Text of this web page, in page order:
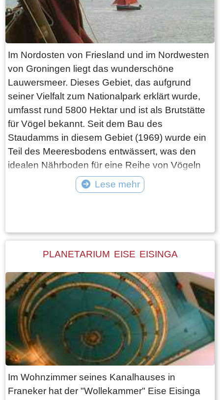
Naturliebhaber oder Ruhesuchende.
Es gibt zahlreiche Aktivitäten zu erleben, wie
Waldspaziergänge mit dem Förster und
verschiedene Workshops. Sie können auch ein
bisschen Geschichte erleben und einen Blick
auf den Dolmen von Diever werfen. Alles in
allem ist die Drents-Friese Wold ein
wunderbarer Ort für einen ruhigen Urlaub. Und
es lohnt sich auf jeden Fall für einen schönen
Rad- oder Wandertag in diesem
wunderschönen Naturgebiet.
Im Nordosten von Friesland und im Nordwesten
von Groningen liegt das wunderschöne
Lauwersmeer. Dieses Gebiet, das aufgrund
seiner Vielfalt zum Nationalpark erklärt wurde,
umfasst rund 5800 Hektar und ist als Brutstätte
für Vögel bekannt. Seit dem Bau des
Staudamms in diesem Gebiet (1969) wurde ein
Teil des Meeresbodens entwässert, was den
idealen Nährboden für eine Reihe von Vögeln
darstellt. Sie können zum Beispiel Steltkluten,
Löffler und graue Randbeine sehen oder, wenn
Während der Vogelwanderung im Frühjahr und
das Lauwersmeer bei Vogel- und
Naturliebhabern sehr beliebt. Neben Vögeln
können Sie in diesem wunderschönen
Naturschutzgebiet auch Füchse, schottische
Hochländer und Konik-Pferde beobachten.
Das Gebiet Lauwersmeer verfügt über ein
Aktivitätszentrum, das ein idealer
Ausgangspunkt ist, um diese Gegend zu
erkunden. Es gibt Aktivitäten und Kurse für Jung
Lese mehr
PLANETARIUM EISE EISINGA
Im Wohnzimmer seines Kanalhauses in
Franeker hat der "Wollekammer" Eise Eisinga